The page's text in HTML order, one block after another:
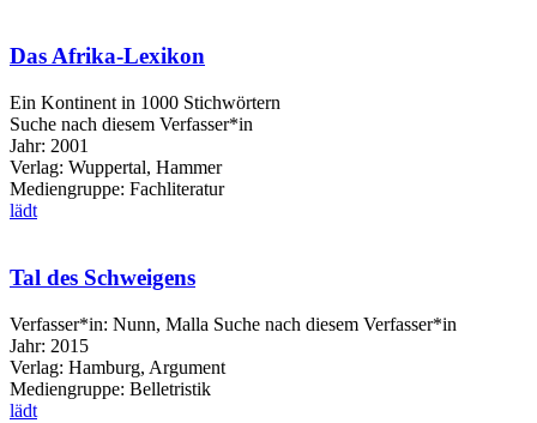
Das Afrika-Lexikon
Ein Kontinent in 1000 Stichwörtern
Suche nach diesem Verfasser*in
Jahr: 2001
Verlag: Wuppertal, Hammer
Mediengruppe: Fachliteratur
lädt
Tal des Schweigens
Verfasser*in: Nunn, Malla Suche nach diesem Verfasser*in
Jahr: 2015
Verlag: Hamburg, Argument
Mediengruppe: Belletristik
lädt